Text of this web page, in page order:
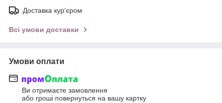
Доставка кур'єром
Всі умови доставки
Умови оплати
Ви отримаєте замовлення
або гроші повернуться на вашу картку